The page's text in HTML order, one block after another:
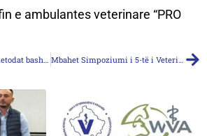
e ambulantes veterinare “PRO